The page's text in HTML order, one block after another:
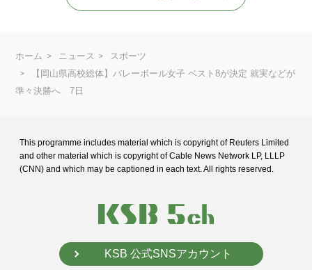
ホーム ニュース
スポーツ
【岡山県高校総体】バレーボール女子 ベスト8が決定 就実などが
準々決勝へ 7日
This programme includes material which is copyright of Reuters Limited
and other material which is copyright of Cable News Network LP, LLLP
(CNN) and which may be captioned in each text. All rights reserved.
KSB 公式SNSアカウント